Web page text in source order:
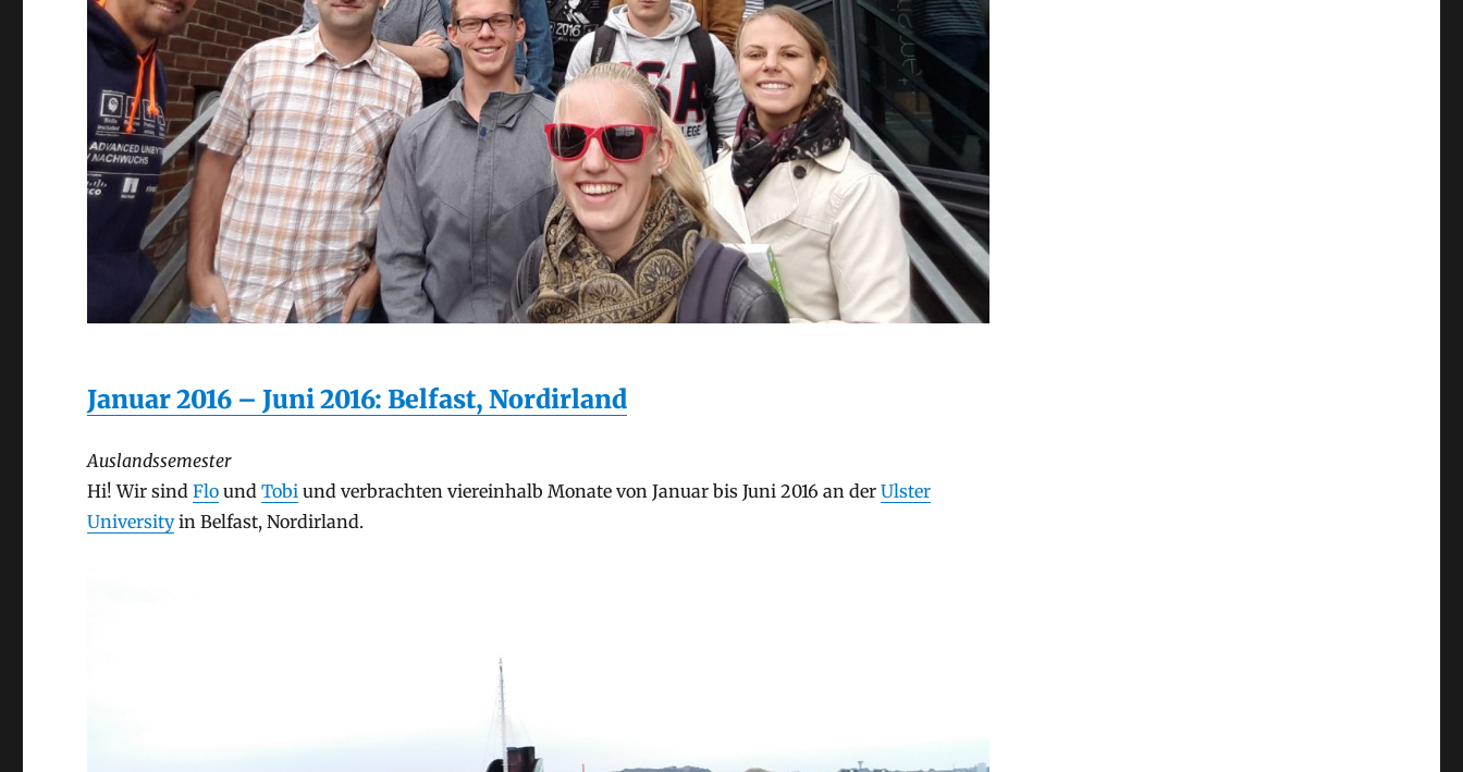
Januar 2016 – Juni 2016: Belfast, Nordirland
Auslandssemester
Hi! Wir sindFlo undTobi und verbrachten viereinhalb Monate von Januar bis Juni 2016 an derUlster
Universityin Belfast, Nordirland.